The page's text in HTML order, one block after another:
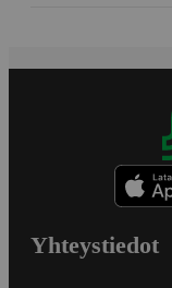
Yhteystiedot